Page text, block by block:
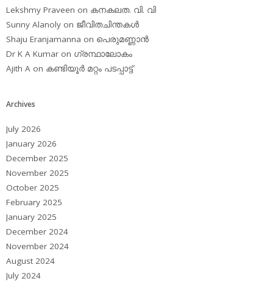
Lekshmy Praveen on കനകലത. വി. വി
Sunny Alanoly on ജീവിതചിന്തകള്‍
Shaju Eranjamanna on പെരുമണ്ണാന്‍
Dr K A Kumar on ഗ്രന്ഥാലോകം
Ajith A on കണ്ടിയൂര്‍ മറ്റം പടപ്പാട്ട്‌
Archives
July 2026
January 2026
December 2025
November 2025
October 2025
February 2025
January 2025
December 2024
November 2024
August 2024
July 2024